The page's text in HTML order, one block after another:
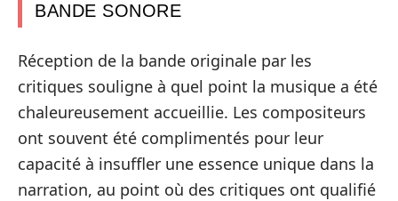
BANDE SONORE
Réception de la bande originale par les
critiques souligne à quel point la musique a été
chaleureusement accueillie. Les compositeurs
ont souvent été complimentés pour leur
capacité à insuffler une essence unique dans la
narration, au point où des critiques ont qualifié